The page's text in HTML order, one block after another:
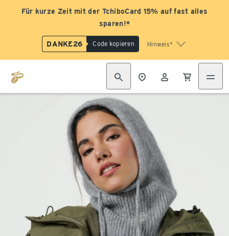
Für kurze Zeit mit der TchiboCard 15% auf fast alles
sparen!*
DANKE26 Code kopieren Hinweis*